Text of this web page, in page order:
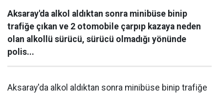
Aksaray'da alkol aldıktan sonra minibüse binip
trafiğe çıkan ve 2 otomobile çarpıp kazaya neden
olan alkollü sürücü, sürücü olmadığı yönünde
polis...
Aksaray'da alkol aldıktan sonra minibüse binip trafiğe